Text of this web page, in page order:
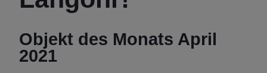
Objekt des Monats April
2021